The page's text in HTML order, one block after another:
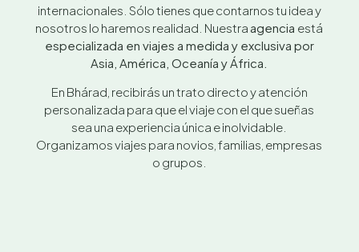
internacionales. Sólo tienes que contarnos tu idea y
nosotros lo haremos realidad. Nuestra agencia está
especializada en viajes a medida y exclusiva por
Asia, América, Oceanía y África.
En Bhárad, recibirás un trato directo y atención
personalizada para que el viaje con el que sueñas
sea una experiencia única e inolvidable.
Organizamos viajes para novios, familias, empresas
o grupos.